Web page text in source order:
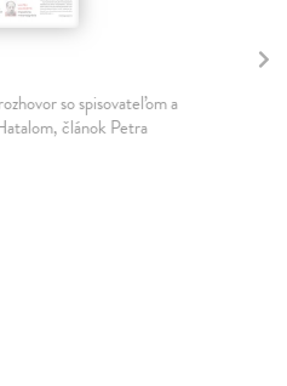
so spisovateľom a
článok Petra